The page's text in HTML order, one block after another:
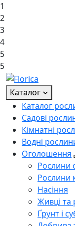
1
2
3
4
5
5
Каталог
Каталог
Садові
Кімнатні
Водні
Оголошення
Рослини
Рослини
Насіння
Живці та
Ґрунт і